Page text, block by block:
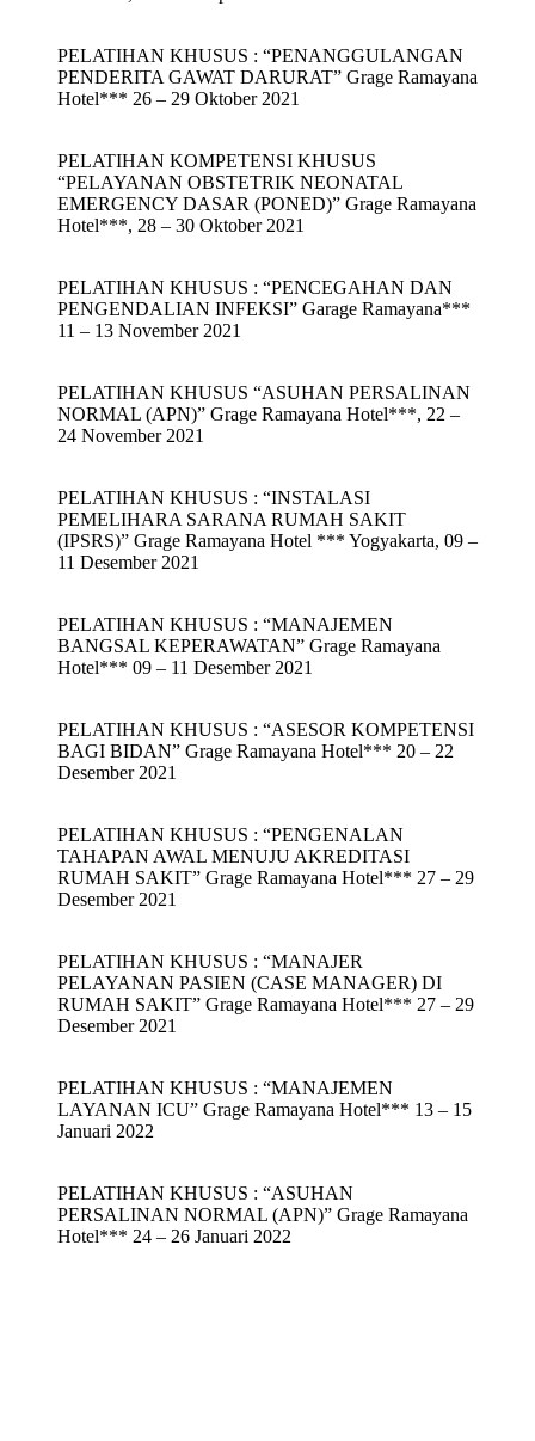
PELATIHAN KHUSUS : “PENANGGULANGAN
PENDERITA GAWAT DARURAT” Grage Ramayana
Hotel*** 26 – 29 Oktober 2021
PELATIHAN KOMPETENSI KHUSUS
“PELAYANAN OBSTETRIK NEONATAL
EMERGENCY DASAR (PONED)” Grage Ramayana
Hotel***, 28 – 30 Oktober 2021
PELATIHAN KHUSUS : “PENCEGAHAN DAN
PENGENDALIAN INFEKSI” Garage Ramayana***
11 – 13 November 2021
PELATIHAN KHUSUS “ASUHAN PERSALINAN
NORMAL (APN)” Grage Ramayana Hotel***, 22 –
24 November 2021
PELATIHAN KHUSUS : “INSTALASI
PEMELIHARA SARANA RUMAH SAKIT
(IPSRS)” Grage Ramayana Hotel *** Yogyakarta, 09 –
11 Desember 2021
PELATIHAN KHUSUS : “MANAJEMEN
BANGSAL KEPERAWATAN” Grage Ramayana
Hotel*** 09 – 11 Desember 2021
PELATIHAN KHUSUS : “ASESOR KOMPETENSI
BAGI BIDAN” Grage Ramayana Hotel*** 20 – 22
Desember 2021
PELATIHAN KHUSUS : “PENGENALAN
TAHAPAN AWAL MENUJU AKREDITASI
RUMAH SAKIT” Grage Ramayana Hotel*** 27 – 29
Desember 2021
PELATIHAN KHUSUS : “MANAJER
PELAYANAN PASIEN (CASE MANAGER) DI
RUMAH SAKIT” Grage Ramayana Hotel*** 27 – 29
Desember 2021
PELATIHAN KHUSUS : “MANAJEMEN
LAYANAN ICU” Grage Ramayana Hotel*** 13 – 15
Januari 2022
PELATIHAN KHUSUS : “ASUHAN
PERSALINAN NORMAL (APN)” Grage Ramayana
Hotel*** 24 – 26 Januari 2022